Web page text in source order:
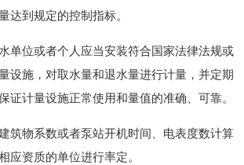
达到规定的控制指标。
位或者个人应当安装符合国家法律法规或
设施，对取水量和退水量进行计量，并定期
证计量设施正常使用和量值的准确、可靠。
物系数或者泵站开机时间、电表度数计算
应资质的单位进行率定。